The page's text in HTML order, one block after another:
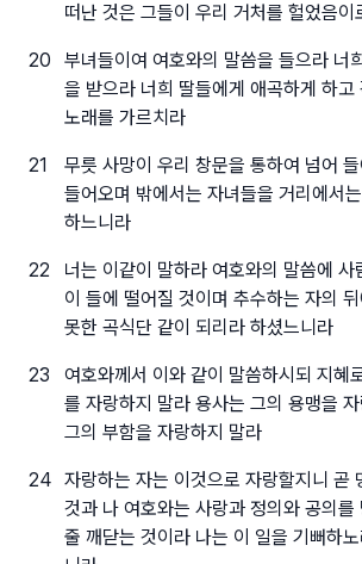
떠난 것은 그들이 우리 거처를 헐었음이
20
부녀들이여 여호와의 말씀을 들으라 너
을 받으라 너희 딸들에게 애곡하게 하고
노래를 가르치라
21
무릇 사망이 우리 창문을 통하여 넘어
들어오며 밖에서는 자녀들을 거리에서
하느니라
22
너는 이같이 말하라 여호와의 말씀에
이 들에 떨어질 것이며 추수하는 자의
못한 곡식단 같이 되리라 하셨느니라
23
여호와께서 이와 같이 말씀하시되 지혜
를 자랑하지 말라 용사는 그의 용맹을
그의 부함을 자랑하지 말라
24 자랑하는 자는 이것으로 자랑할지니 곧
것과 나 여호와는 사랑과 정의와 공의를
줄 깨닫는 것이라 나는 이 일을 기뻐하노